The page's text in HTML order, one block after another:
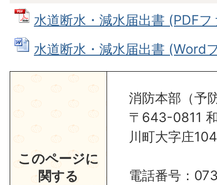
水道断水・減水届出書 (PDF
水道断水・減水届出書 (Word
このページに
関する
消防本部（予
〒643-0811
川町大字庄
電話番号：